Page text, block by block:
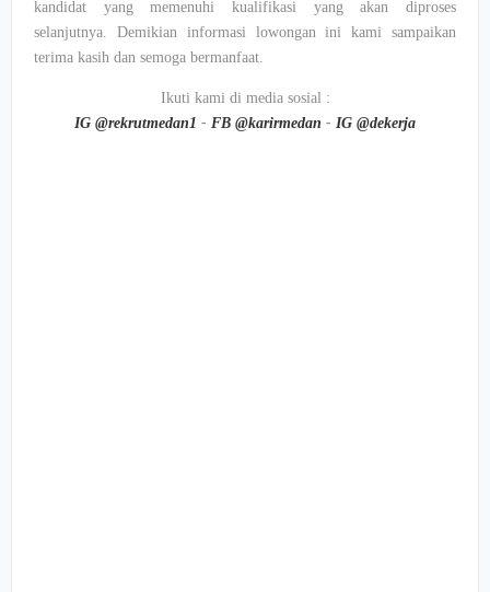
kandidat yang memenuhi kualifikasi yang akan diproses
selanjutnya. Demikian informasi lowongan ini kami sampaikan
terima kasih dan semoga bermanfaat.
Ikuti kami di media sosial :
IG @rekrutmedan1 - FB @karirmedan - IG @dekerja